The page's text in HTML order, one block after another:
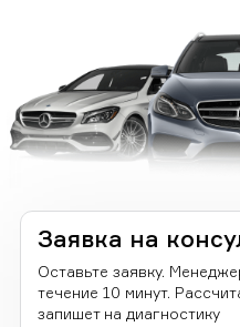
Заявка на
Оставьте заявку.
течение 10 минут.
запишет на диагностику